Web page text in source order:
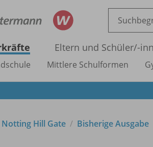
Eltern und Schüler/-
Mittlere Schulformen
Notting Hill Gate Bisherige Ausgabe